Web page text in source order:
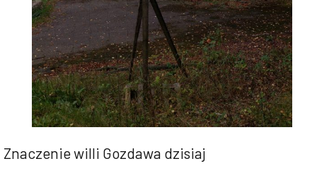
Znaczenie willi Gozdawa dzisiaj